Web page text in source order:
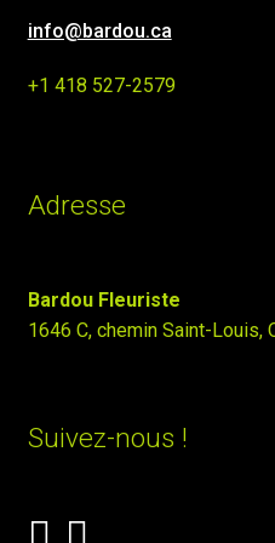
info@bardou.ca
+1 418 527-2579
Adresse
Bardou Fleuriste
1646 C, chemin Saint-Louis,
Suivez-nous !